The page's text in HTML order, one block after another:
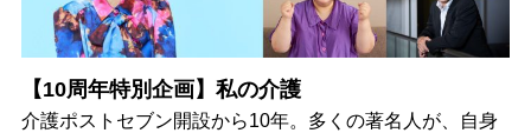
【10周年特別企画】私の介護
介護ポストセブン開設から10年。多くの著名人が、自身